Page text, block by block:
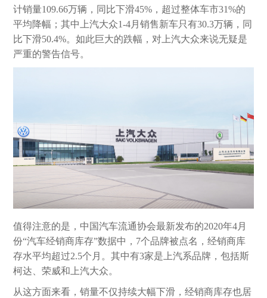
计销量109.66万辆，同比下滑45%，超过整体车市31%的
平均降幅；其中上汽大众1-4月销售新车只有30.3万辆，同
比下滑50.4%。如此巨大的跌幅，对上汽大众来说无疑是
严重的警告信号。
值得注意的是，中国汽车流通协会最新发布的2020年4月
份“汽车经销商库存”数据中，7个品牌被点名，经销商库
存水平均超过2.5个月。其中有3家是上汽系品牌，包括斯
柯达、荣威和上汽大众。
从这方面来看，销量不仅持续大幅下滑，经销商库存也居